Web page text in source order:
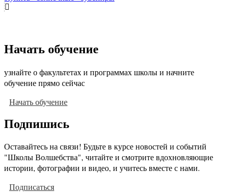
Начать обучение
узнайте о факультетах и программах школы и начните
обучение прямо сейчас
Начать обучение
Подпишись
Оставайтесь на связи! Будьте в курсе новостей и событий
"Школы Волшебства", читайте и смотрите вдохновляющие
истории, фотографии и видео, и учитесь вместе с нами.
Подписаться